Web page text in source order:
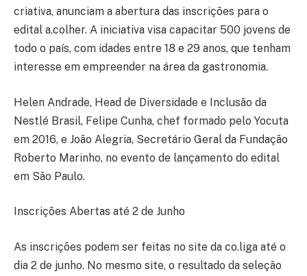
criativa, anunciam a abertura das inscrições para o
edital a.colher. A iniciativa visa capacitar 500 jovens de
todo o país, com idades entre 18 e 29 anos, que tenham
interesse em empreender na área da gastronomia.
Helen Andrade, Head de Diversidade e Inclusão da
Nestlé Brasil, Felipe Cunha, chef formado pelo Yocuta
em 2016, e João Alegria, Secretário Geral da Fundação
Roberto Marinho, no evento de lançamento do edital
em São Paulo.
Inscrições Abertas até 2 de Junho
As inscrições podem ser feitas no site da co.liga até o
dia 2 de junho. No mesmo site, o resultado da seleção